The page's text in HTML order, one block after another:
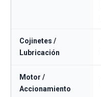
Cojinetes /
Lubricación
Motor /
Accionamiento